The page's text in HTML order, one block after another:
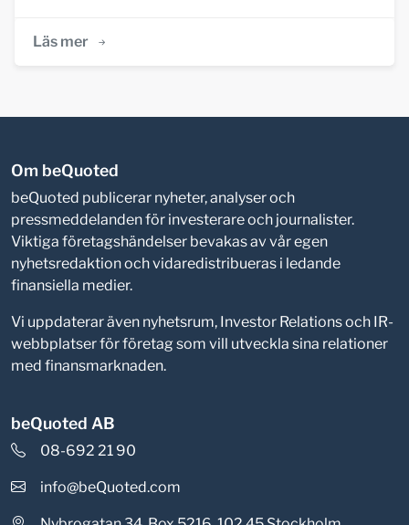
Läs mer
Om beQuoted
beQuoted publicerar nyheter, analyser och
pressmeddelanden för investerare och journalister.
Viktiga företagshändelser bevakas av vår egen
nyhetsredaktion och vidaredistribueras i ledande
finansiella medier.
Vi uppdaterar även nyhetsrum, Investor Relations och IR-
webbplatser för företag som vill utveckla sina relationer
med finansmarknaden.
beQuoted AB
08-692 21 90
info@beQuoted.com